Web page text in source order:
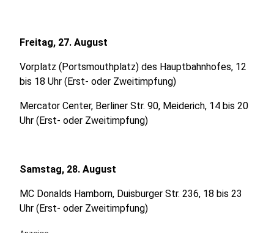
Freitag, 27. August
Vorplatz (Portsmouthplatz) des Hauptbahnhofes, 12
bis 18 Uhr (Erst- oder Zweitimpfung)
Mercator Center, Berliner Str. 90, Meiderich, 14 bis 20
Uhr (Erst- oder Zweitimpfung)
Samstag, 28. August
MC Donalds Hamborn, Duisburger Str. 236, 18 bis 23
Uhr (Erst- oder Zweitimpfung)